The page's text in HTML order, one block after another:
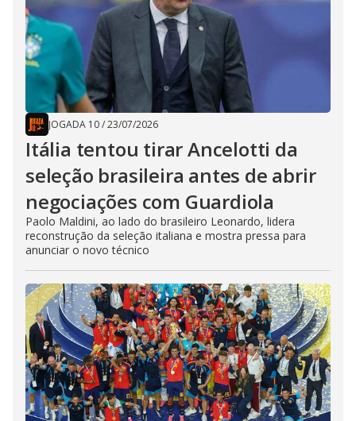
JOGADA 10/23/07/2026
Itália tentou tirar Ancelotti da
seleção brasileira antes de abrir
negociações com Guardiola
Paolo Maldini, ao lado do brasileiro Leonardo, lidera
reconstrução da seleção italiana e mostra pressa para
anunciar o novo técnico